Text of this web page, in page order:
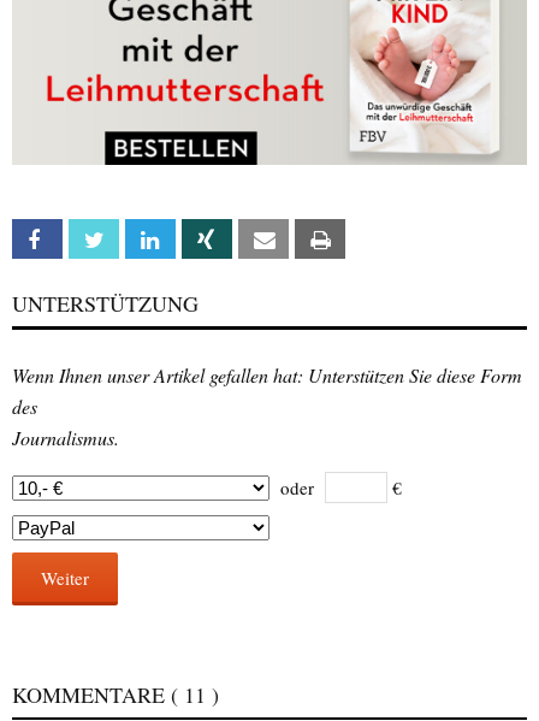
Facebook Twitter Linkedin Xing Email
UNTERSTÜTZUNG
Wenn Ihnen unser Artikel gefallen hat: Unterstützen Sie diese Form
des
Journalismus.
oder €
Weiter
KOMMENTARE ( 11 )